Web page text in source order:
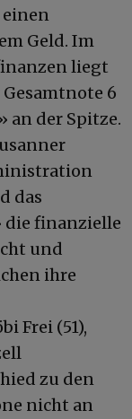
einen
Geld. Im
liegt
6
an der Spitze.
das
die finanzielle
und
ihre
Frei (51),
zu den
nicht an